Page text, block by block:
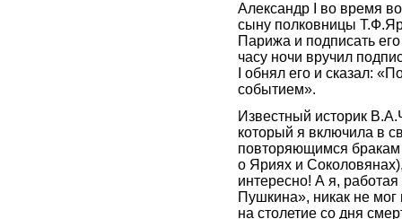
Александр I во время
сыну полковницы
Парижа и подписать
часу ночи вручил
I обнял его и сказал:
событием».
Известный историк
который я включила в
повторяющимся
о Яриях и
интересно! А я,
Пушкина», никак не
на столетие со дня